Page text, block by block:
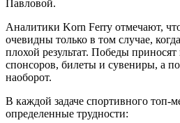
Павловой.
Аналитики Korn Ferry отмечают,
очевидны только в том случае,
плохой результат. Победы
спонсоров, билеты и сувениры, а
наоборот.
В каждой задаче спортивного топ-
определенные трудности: